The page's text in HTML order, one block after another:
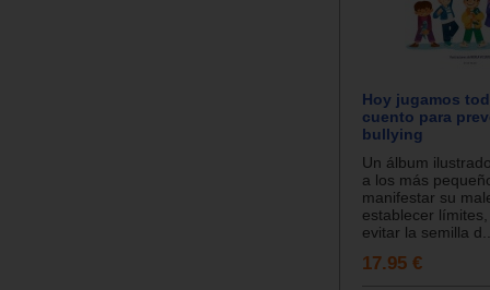
Hoy jugamos
cuento para
bullying
Un álbum
a los más
manifestar su
establecer
evitar la semilla
17.95 €